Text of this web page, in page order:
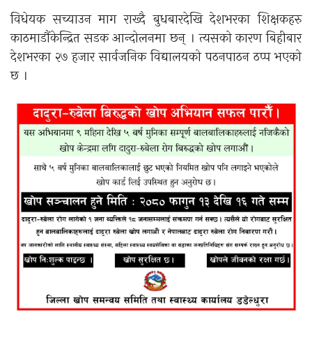
विधेयक सच्याउन माग राख्दै बुधबारदेखि देशभरका शिक्षकहरु
काठमाडौंकेन्द्रित सडक आन्दोलनमा छन् । त्यसको कारण बिहीबार
देशभरका २७ हजार सार्वजनिक विद्यालयको पठनपाठन ठप्प भएको
छ ।